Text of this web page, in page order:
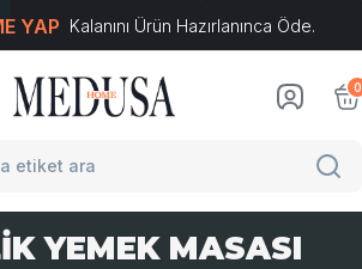
YAP Kalanını Ürün Hazırlanınca Öde.
0
YEMEK MASASI
E-Ticaret Sistemleriyle Hazırlanmıştır.